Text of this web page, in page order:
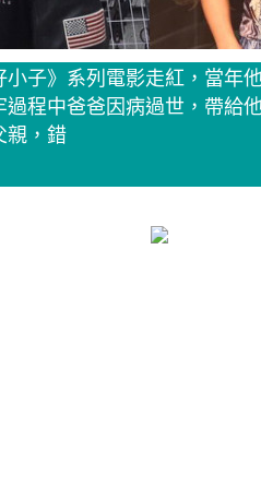
子》系列電影走紅，當年
程中爸爸因病過世，帶給
親，錯